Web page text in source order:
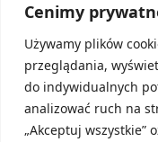
Cenimy
Używamy plików
przeglądania,
do indywidualnych
analizować ruch na
„Akceptuj wszystkie”
Zapoznaj się jak
informacyjna